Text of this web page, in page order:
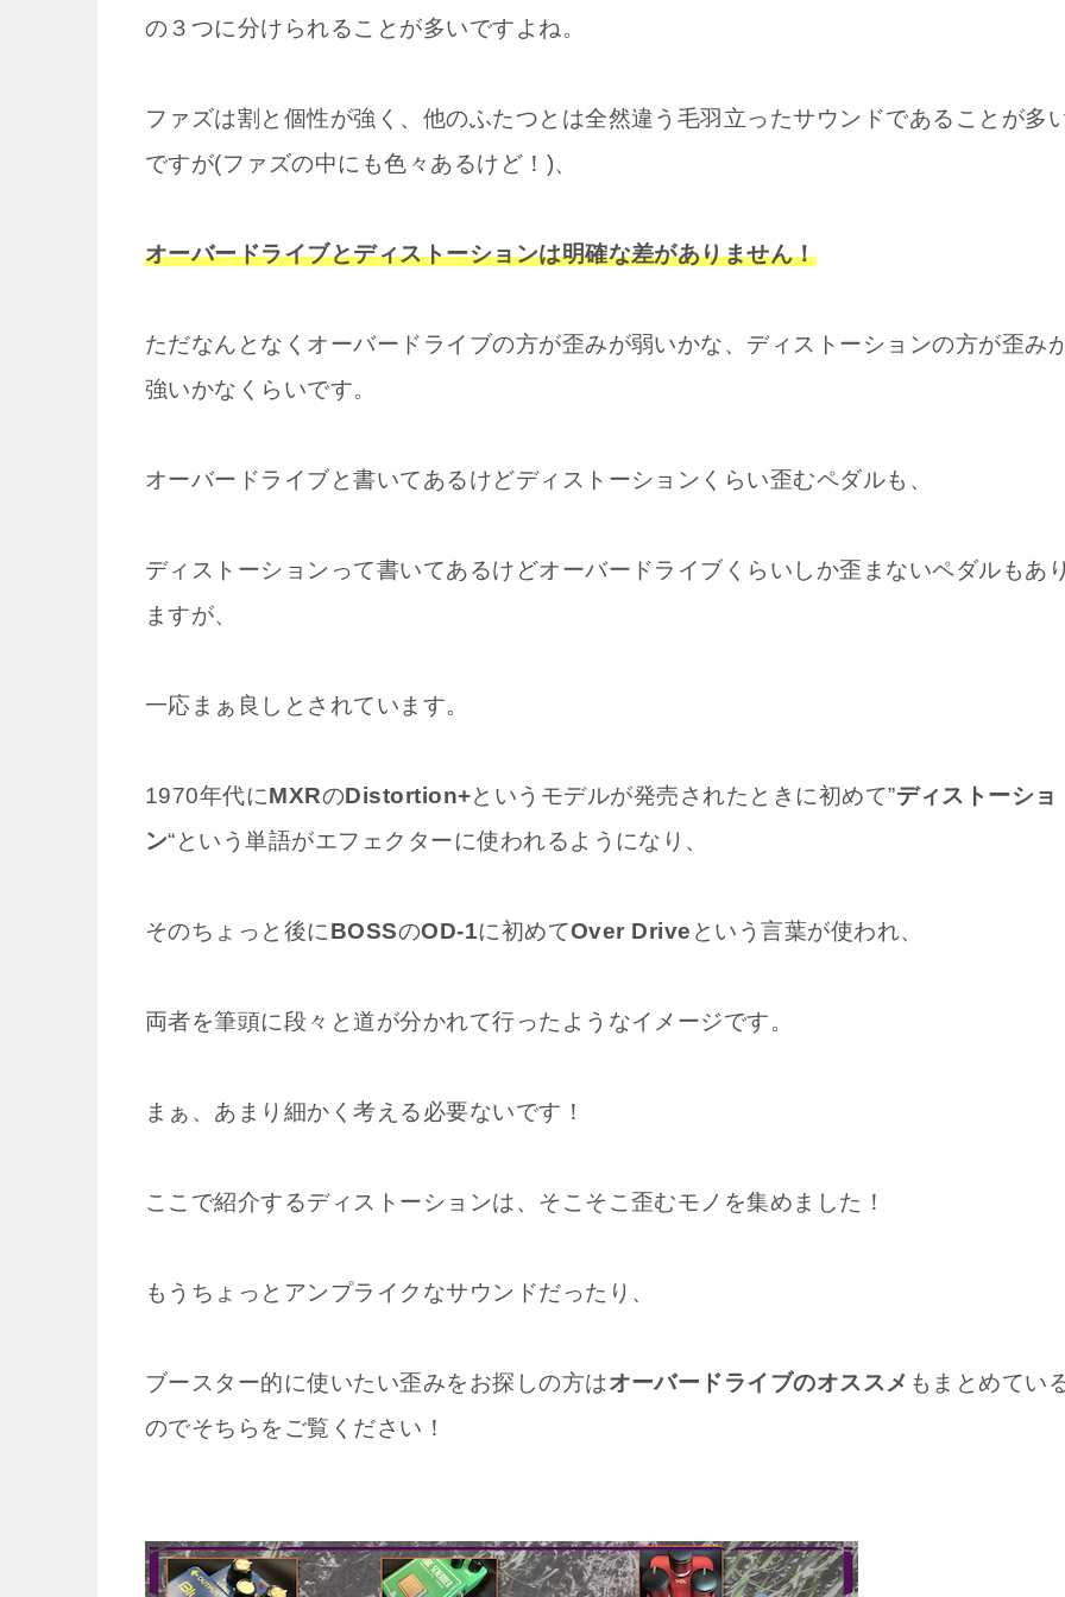
の３つに分けられることが多いですよね。
ファズは割と個性が強く、他のふたつとは全然違う毛羽立ったサウンドであることが多
ですが(ファズの中にも色々あるけど！)、
オーバードライブとディストーションは明確な差がありません！
ただなんとなくオーバードライブの方が歪みが弱いかな、ディストーションの方が歪み
強いかなくらいです。
オーバードライブと書いてあるけどディストーションくらい歪むペダルも、
ディストーションって書いてあるけどオーバードライブくらいしか歪まないペダルもあ
ますが、
一応まぁ良しとされています。
1970年代にMXRのDistortion+というモデルが発売されたときに初めて”ディストーショ
ン“という単語がエフェクターに使われるようになり、
そのちょっと後にBOSSのOD-1に初めてOver Drive という言葉が使われ、
両者を筆頭に段々と道が分かれて行ったようなイメージです。
まぁ、あまり細かく考える必要ないです！
ここで紹介するディストーションは、そこそこ歪むモノを集めました！
もうちょっとアンプライクなサウンドだったり、
ブースター的に使いたい歪みをお探しの方はオーバードライブのオススメ もまとめてい
のでそちらをご覧ください！